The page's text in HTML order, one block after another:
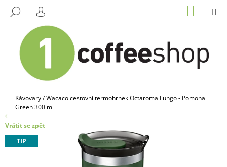
HLEDAT
PŘIHLÁŠENÍ KOŠÍK
Domů
Kávovary/Wacaco cestovní termohrnek Octaroma Lungo - Pomona
Green 300 ml
Vrátit se zpět
TIP
O
T
Ř
E
B